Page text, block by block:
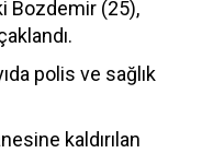
Bozdemir (25),
polis ve sağlık
kaldırılan